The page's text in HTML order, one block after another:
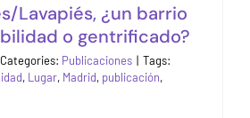
Lavapiés, ¿un barrio
o gentrificado?
Categories: Publicaciones | Tags:
, Lugar, Madrid, publicación,